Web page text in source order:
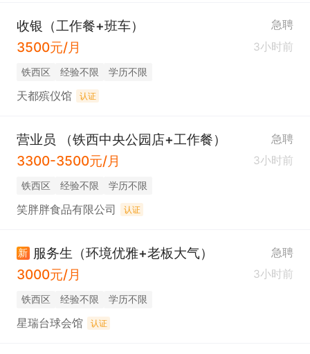
收银（工作餐+班车） 急聘
3500元/月 3小时前
铁西区 经验不限 学历不限
天都殡仪馆 认证
营业员 （铁西中央公园店+工作餐） 急聘
3300-3500元/月 3小时前
铁西区 经验不限 学历不限
笑胖胖食品有限公司 认证
新 服务生（环境优雅+老板大气） 急聘
3000元/月 3小时前
铁西区 经验不限 学历不限
星瑞台球会馆 认证